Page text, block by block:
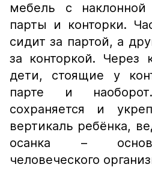
мебель с
парты и конторки.
сидит за партой, а
за конторкой. Через
дети, стоящие у
парте и
сохраняется и
вертикаль ребёнка,
осанка –
человеческого